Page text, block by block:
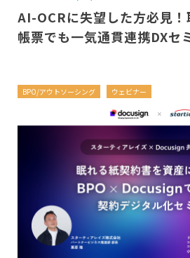
AI-OCRに失望した方必見！
帳票でも一気通貫連携DXセ
BPO/アウトソーシング ウェビナー